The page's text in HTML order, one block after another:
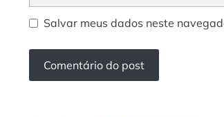
Salvar meus dados neste